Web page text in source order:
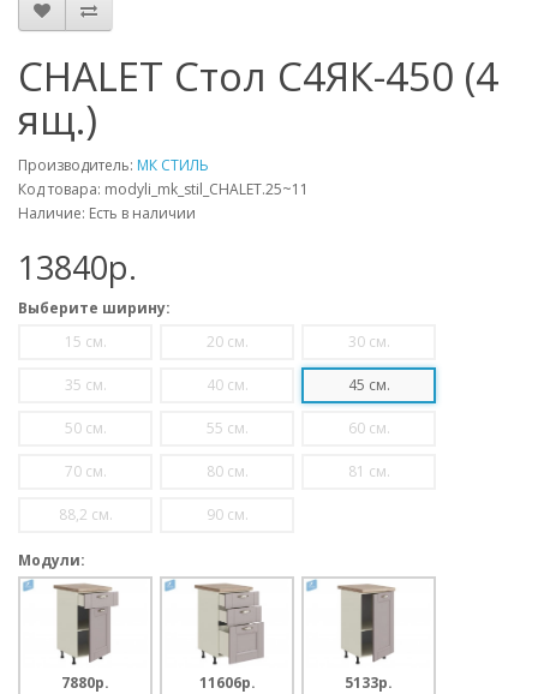
CHALET Стол С4ЯК-450 (4
ящ.)
Производитель: МК СТИЛЬ
Код товара: modyli_mk_stil_CHALET.25~11
Наличие: Есть в наличии
13840p.
Выберите ширину:
15 см.
20 см. 30 см.
35 см. 40 см. 45 см.
50 см. 55 см. 60 см.
70 см. 80 см. 81 см.
88,2 см. 90 см.
Модули:
7880p. 11606p. 5133p.